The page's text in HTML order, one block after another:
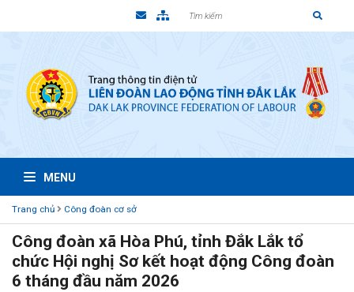
MENU
Trang chủ Công đoàn cơ sở
Công đoàn xã Hòa Phú, tỉnh Đắk Lắk tổ
chức Hội nghị Sơ kết hoạt động Công đoàn
6 tháng đầu năm 2026